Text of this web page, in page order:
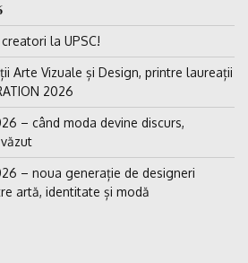
la UPSC!
Arte Vizuale și Design, printre laureații
2026
– când moda devine discurs,
– noua generație de designeri
artă, identitate și modă